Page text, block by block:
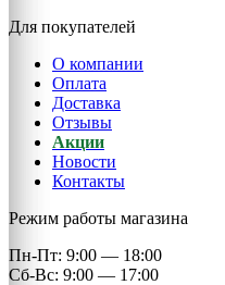
Для покупателей
О компании
Оплата
Доставка
Отзывы
Акции
Новости
Контакты
Режим работы магазина
Пн-Пт: 9:00 — 18:00
Сб-Вс: 9:00 — 17:00